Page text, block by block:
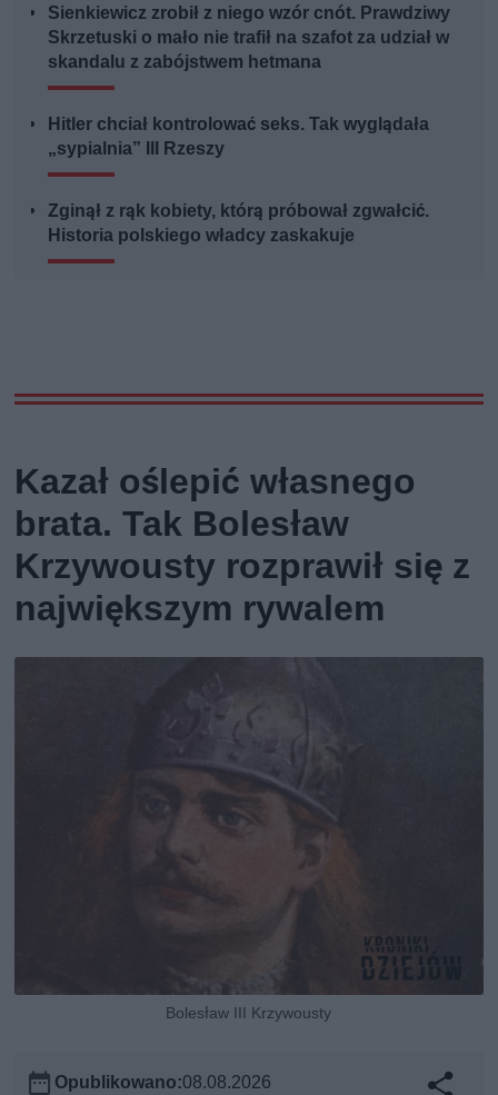
Sienkiewicz zrobił z niego wzór cnót. Prawdziwy
Skrzetuski o mało nie trafił na szafot za udział w
skandalu z zabójstwem hetmana
Hitler chciał kontrolować seks. Tak wyglądała
„sypialnia” III Rzeszy
Zginął z rąk kobiety, którą próbował zgwałcić.
Historia polskiego władcy zaskakuje
Kazał oślepić własnego
brata. Tak Bolesław
Krzywousty rozprawił się z
największym rywalem
Bolesław III Krzywousty
Opublikowano:08.08.2026